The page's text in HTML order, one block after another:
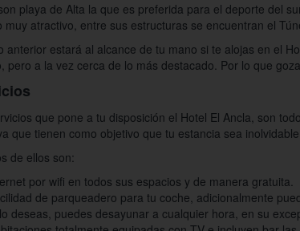
playa de Alta la que es preferida para el deporte del
muy atractivo, entre sus estructuras se encuentran el
anterior estará al alcance de tu mano si te alojas en el
pero a la vez cerca de lo más destacado. Por lo que
que pone a tu disposición el Hotel El Ancla, son
que tienen como objetivo que tu estancia sea
de ellos son:
por wifi en todos sus espacios y de manera gratuita.
de parqueadero para tu coche, adicionalmente
deseas, puedes desayunar a cualquier hora, en su